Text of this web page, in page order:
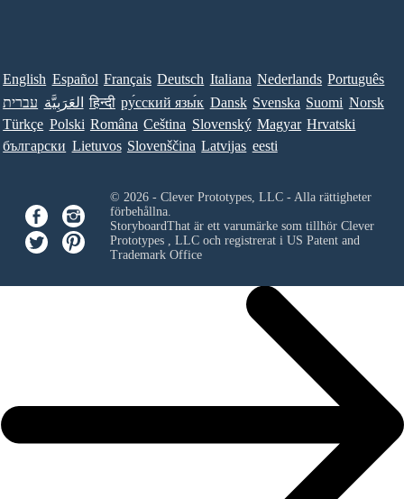
English Español Français Deutsch Italiana Nederlands Português
עברית العَرَبِيَّة हिन्दी ру́сский язы́к Dansk Svenska Suomi Norsk
Türkçe Polski Româna Ceština Slovenský Magyar Hrvatski
български Lietuvos Slovenščina Latvijas eesti
© 2026 - Clever Prototypes, LLC - Alla rättigheter
förbehållna.
StoryboardThat är ett varumärke som tillhör Clever
Prototypes , LLCoch registrerat i US Patent and
Trademark Office